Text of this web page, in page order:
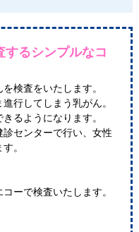
するシンプルなコ
検査をいたします。
行してしまう乳がん。
るようになります。
センターで行い、女性
。
ーで検査いたします。